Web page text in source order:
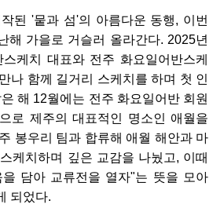
된 '뭍과 섬'의 아름다운 동행, 이번
해 가을로 거슬러 올라간다. 2025년
케치 대표와 전주 화요일어반스케
나 함께 길거리 스케치를 하며 첫 인
해 12월에는 전주 화요일어반 회원
로 제주의 대표적인 명소인 애월을
봉우리 팀과 합류해 애월 해안과 마
케치하며 깊은 교감을 나눴고, 이때
담아 교류전을 열자"는 뜻을 모아
되었다.